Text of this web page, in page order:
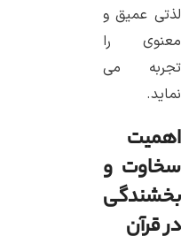
لذتی عمیق و
معنوی را
تجربه می
‌نماید.
اهمیت
سخاوت و
بخشندگی
در قرآن